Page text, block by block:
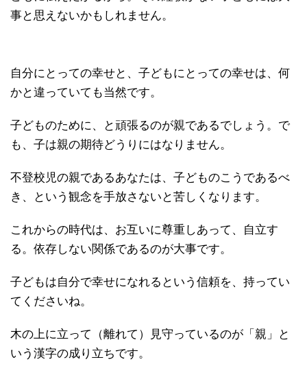
事と思えないかもしれません。
自分にとっての幸せと、子どもにとっての幸せは、何
かと違っていても当然です。
子どものために、と頑張るのが親であるでしょう。で
も、子は親の期待どうりにはなりません。
不登校児の親であるあなたは、子どものこうであるべ
き、という観念を手放さないと苦しくなります。
これからの時代は、お互いに尊重しあって、自立す
る。依存しない関係であるのが大事です。
子どもは自分で幸せになれるという信頼を、持ってい
てくださいね。
木の上に立って（離れて）見守っているのが「親」と
いう漢字の成り立ちです。